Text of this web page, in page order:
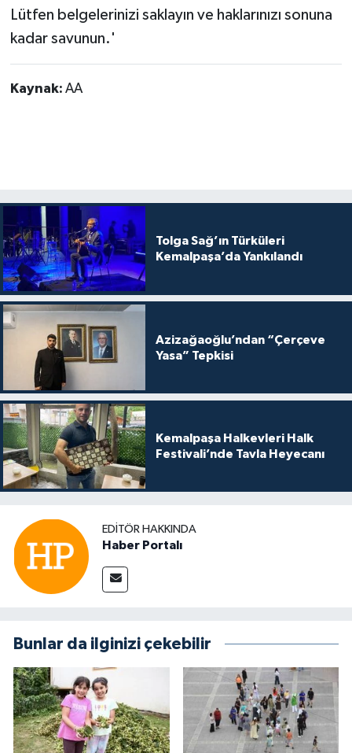
Lütfen belgelerinizi saklayın ve haklarınızı sonuna
kadar savunun.'
Kaynak: AA
Tolga Sağ’ın Türküleri
Kemalpaşa’da Yankılandı
Azizağaoğlu’ndan “Çerçeve
Yasa” Tepkisi
Kemalpaşa Halkevleri Halk
Festivali’nde Tavla Heyecanı
EDITÖR HAKKINDA
Haber Portalı
Bunlar da ilginizi çekebilir